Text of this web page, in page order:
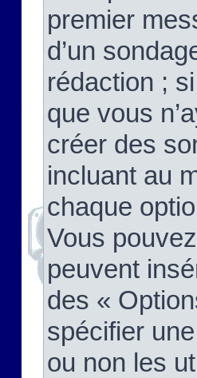
premier
d’un
rédaction ;
que vous
créer des
incluant au
chaque
Vous
peuvent
des «
spécifier
ou non les